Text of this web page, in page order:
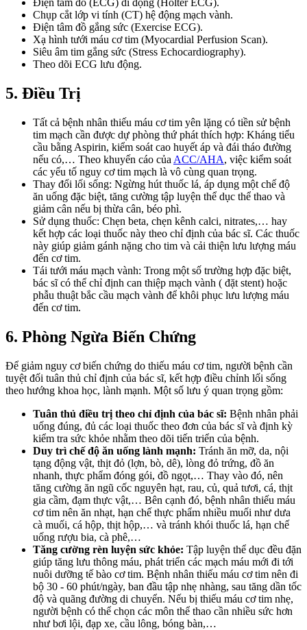
Điện tâm đồ (ECG) di động (Holter ECG).
Chụp cắt lớp vi tính (CT) hệ động mạch vành.
Điện tâm đồ gắng sức (Exercise ECG).
Xạ hình tưới máu cơ tim (Myocardial Perfusion Scan).
Siêu âm tim gắng sức (Stress Echocardiography).
Theo dõi ECG lưu động.
5. Điều Trị
Tất cả bệnh nhân thiếu máu cơ tim yên lặng có tiền sử bệnh
tim mạch cần được dự phòng thứ phát thích hợp: Kháng tiểu
cầu bằng Aspirin, kiểm soát cao huyết áp và đái tháo đường
nếu có,… Theo khuyến cáo của ACC/AHA, việc kiểm soát
các yếu tố nguy cơ tim mạch là vô cùng quan trọng.
Thay đổi lối sống: Ngừng hút thuốc lá, áp dụng một chế độ
ăn uống đặc biệt, tăng cường tập luyện thể dục thể thao và
giảm cân nếu bị thừa cân, béo phì.
Sử dụng thuốc: Chẹn beta, chẹn kênh calci, nitrates,… hay
kết hợp các loại thuốc này theo chỉ định của bác sĩ. Các thuốc
này giúp giảm gánh nặng cho tim và cải thiện lưu lượng máu
đến cơ tim.
Tái tưới máu mạch vành: Trong một số trường hợp đặc biệt,
bác sĩ có thể chỉ định can thiệp mạch vành ( đặt stent) hoặc
phẫu thuật bắc cầu mạch vành để khôi phục lưu lượng máu
đến cơ tim.
6. Phòng Ngừa Biến Chứng
Để giảm nguy cơ biến chứng do thiếu máu cơ tim, người bệnh cần
tuyệt đối tuân thủ chỉ định của bác sĩ, kết hợp điều chỉnh lối sống
theo hướng khoa học, lành mạnh. Một số lưu ý quan trọng gồm:
Tuân thủ điều trị theo chỉ định của bác sĩ: Bệnh nhân phải
uống đúng, đủ các loại thuốc theo đơn của bác sĩ và định kỳ
kiểm tra sức khỏe nhằm theo dõi tiến triển của bệnh.
Duy trì chế độ ăn uống lành mạnh: Tránh ăn mỡ, da, nội
tạng động vật, thịt đỏ (lợn, bò, dê), lòng đỏ trứng, đồ ăn
nhanh, thực phẩm đóng gói, đồ ngọt,… Thay vào đó, nên
tăng cường ăn ngũ cốc nguyên hạt, rau, củ, quả tươi, cá, thịt
gia cầm, đạm thực vật,… Bên cạnh đó, bệnh nhân thiếu máu
cơ tim nên ăn nhạt, hạn chế thực phẩm nhiều muối như dưa
cà muối, cá hộp, thịt hộp,… và tránh khói thuốc lá, hạn chế
uống rượu bia, cà phê,…
Tăng cường rèn luyện sức khỏe: Tập luyện thể dục đều đặn
giúp tăng lưu thông máu, phát triển các mạch máu mới đi tới
nuôi dưỡng tế bào cơ tim. Bệnh nhân thiếu máu cơ tim nên đi
bộ 30 - 60 phút/ngày, ban đầu tập nhẹ nhàng, sau tăng dần tốc
độ và quãng đường di chuyển. Nếu bị thiếu máu cơ tim nhẹ,
người bệnh có thể chọn các môn thể thao cần nhiều sức hơn
như bơi lội, đạp xe, cầu lông, bóng bàn,…